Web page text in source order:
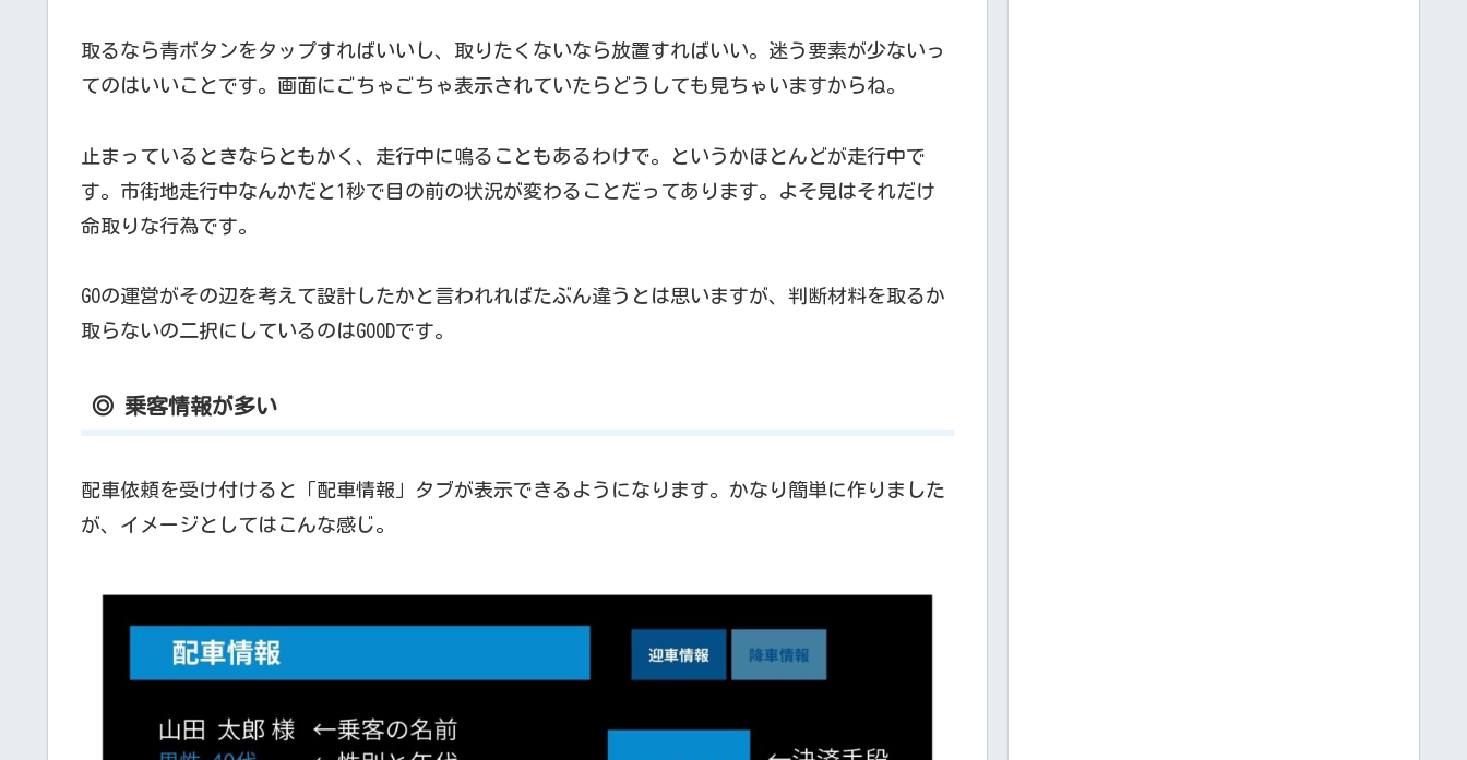
取るなら青ボタンをタップすればいいし、取りたくないなら放置すればいい。迷う要素が少ないっ
てのはいいことです。画面にごちゃごちゃ表示されていたらどうしても見ちゃいますからね。
止まっているときならともかく、走行中に鳴ることもあるわけで。というかほとんどが走行中で
す。市街地走行中なんかだと1秒で目の前の状況が変わることだってあります。よそ見はそれだけ
命取りな行為です。
GOの運営がその辺を考えて設計したかと言われればたぶん違うとは思いますが、判断材料を取るか
取らないの二択にしているのはGOODです。
◎ 乗客情報が多い
配車依頼を受け付けると「配車情報」タブが表示できるようになります。かなり簡単に作りました
が、イメージとしてはこんな感じ。